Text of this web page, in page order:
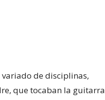
de disciplinas,
que tocaban la guitarra